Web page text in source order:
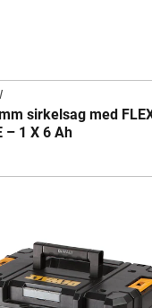
sirkelsag med
– 1 X 6 Ah